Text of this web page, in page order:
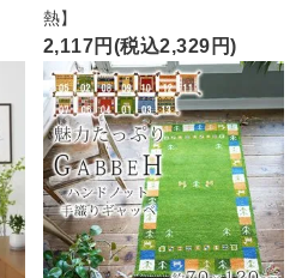
熱】
2,117円(税込2,329円)